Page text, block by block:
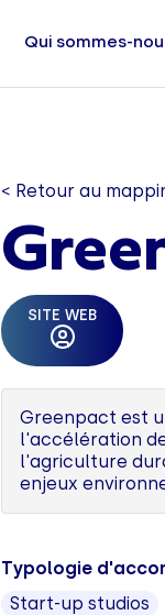
Qui sommes-
< Retour au
SITE WEB
Greenpact est
l'accélération
l'agriculture
enjeux
Typologie
Start-up studios